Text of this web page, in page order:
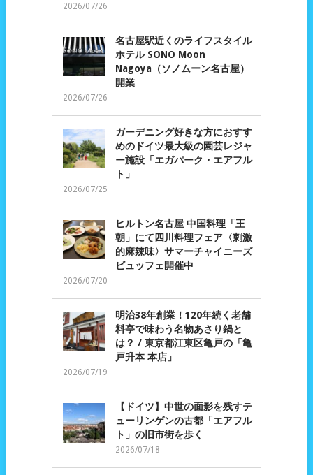
2026/07/26
名古屋駅近くのライフスタイル
ホテル SONO Moon
Nagoya（ソノムーン名古屋）
開業
2026/07/26
ガーデニング好きな方におすす
めのドイツ最大級の園芸レジャ
ー施設「エガパーク・エアフル
ト」
2026/07/25
ヒルトン名古屋 中国料理「王
朝」にて四川料理フェア〈刺激
的麻辣味〉サマーチャイニーズ
ビュッフェ開催中
2026/07/20
明治38年創業！120年続く老舗
料亭で味わう名物あさり鍋と
は？ / 東京都江東区亀戸の「亀
戸升本 本店」
2026/07/19
【ドイツ】中世の面影を残すテ
ューリンゲンの古都「エアフル
ト」の旧市街を歩く
2026/07/18